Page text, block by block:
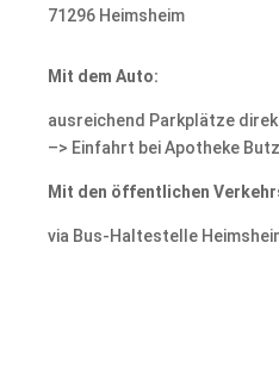
71296 Heimsheim
Mit dem Auto:
ausreichend Parkplätze
–> Einfahrt bei Apotheke
Mit den öffentlichen
via Bus-Haltestelle